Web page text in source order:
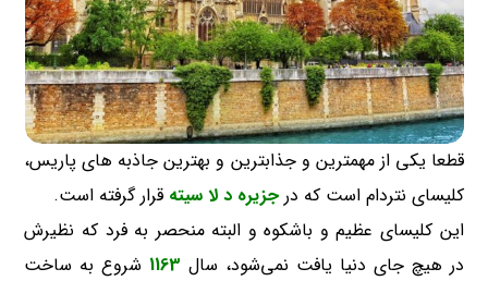
قطعا یکی از مهمترین و جذابترین و بهترین جاذبه های پاریس،
کلیسای نتردام است که درجزیره د لا سیته قرار گرفته است.
این کلیسای عظیم و باشکوه و البته منحصر به فرد که نظیرش
در هیچ جای دنیا یافت نمی‌شود، سال 1163 شروع به ساخت